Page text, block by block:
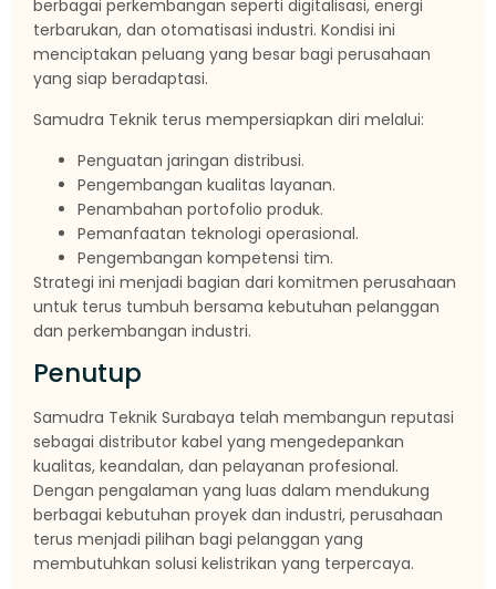
berbagai perkembangan seperti digitalisasi, energi
terbarukan, dan otomatisasi industri. Kondisi ini
menciptakan peluang yang besar bagi perusahaan
yang siap beradaptasi.
Samudra Teknik terus mempersiapkan diri melalui:
Penguatan jaringan distribusi.
Pengembangan kualitas layanan.
Penambahan portofolio produk.
Pemanfaatan teknologi operasional.
Pengembangan kompetensi tim.
Strategi ini menjadi bagian dari komitmen perusahaan
untuk terus tumbuh bersama kebutuhan pelanggan
dan perkembangan industri.
Penutup
Samudra Teknik Surabaya telah membangun reputasi
sebagai distributor kabel yang mengedepankan
kualitas, keandalan, dan pelayanan profesional.
Dengan pengalaman yang luas dalam mendukung
berbagai kebutuhan proyek dan industri, perusahaan
terus menjadi pilihan bagi pelanggan yang
membutuhkan solusi kelistrikan yang terpercaya.